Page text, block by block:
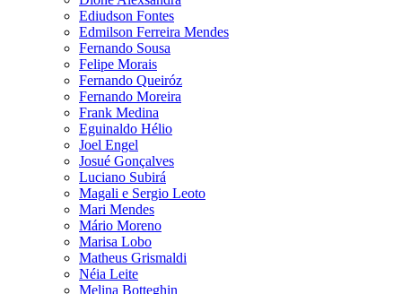
Ediudson Fontes
Edmilson Ferreira Mendes
Fernando Sousa
Felipe Morais
Fernando Queiróz
Fernando Moreira
Frank Medina
Eguinaldo Hélio
Joel Engel
Josué Gonçalves
Luciano Subirá
Magali e Sergio Leoto
Mari Mendes
Mário Moreno
Marisa Lobo
Matheus Grismaldi
Néia Leite
Melina Botteghin